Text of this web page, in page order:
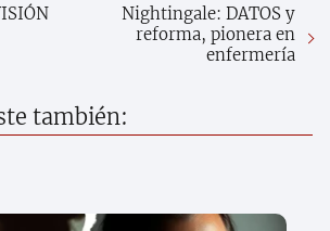
Nightingale: DATOS y
reforma, pionera en
enfermería
también: